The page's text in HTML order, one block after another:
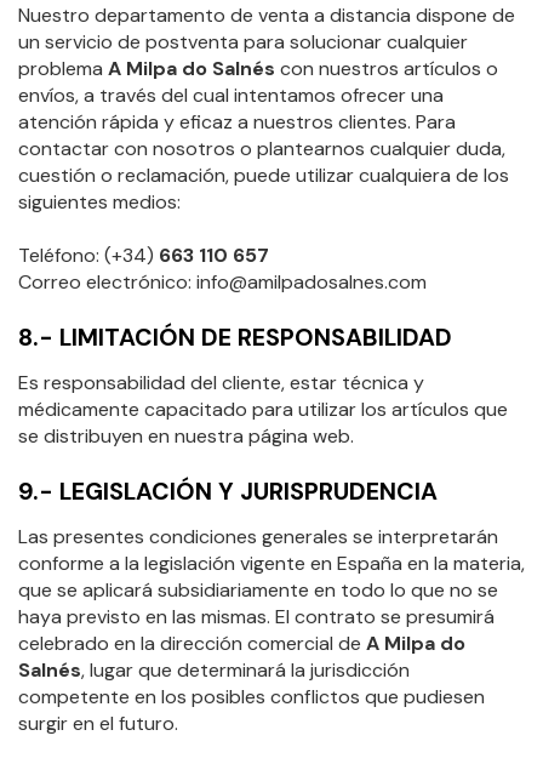
Nuestro departamento de venta a distancia dispone de
un servicio de postventa para solucionar cualquier
problema A Milpa do Salnés con nuestros artículos o
envíos, a través del cual intentamos ofrecer una
atención rápida y eficaz a nuestros clientes. Para
contactar con nosotros o plantearnos cualquier duda,
cuestión o reclamación, puede utilizar cualquiera de los
siguientes medios:
Teléfono: (+34) 663 110 657
Correo electrónico: info@amilpadosalnes.com
8.- LIMITACIÓN DE RESPONSABILIDAD
Es responsabilidad del cliente, estar técnica y
médicamente capacitado para utilizar los artículos que
se distribuyen en nuestra página web.
9.- LEGISLACIÓN Y JURISPRUDENCIA
Las presentes condiciones generales se interpretarán
conforme a la legislación vigente en España en la materia,
que se aplicará subsidiariamente en todo lo que no se
haya previsto en las mismas. El contrato se presumirá
celebrado en la dirección comercial de A Milpa do
Salnés, lugar que determinará la jurisdicción
competente en los posibles conflictos que pudiesen
surgir en el futuro.